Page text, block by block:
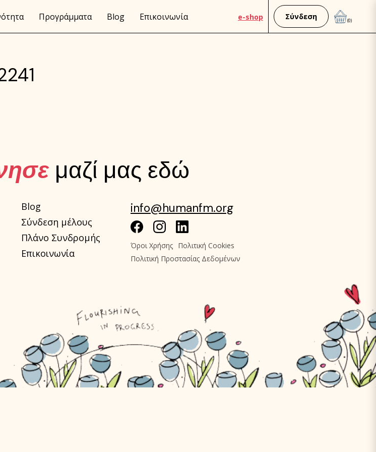
Προγράμματα Blog Επικοινωνία e-shop Σύνδεση (0)
μαζί μας εδώ
Blog
Σύνδεση μέλους
Πλάνο Συνδρομής
Επικοινωνία
info@humanfm.org
Όροι Χρήσης Πολιτική Cookies
Πολιτική Προστασίας Δεδομένων